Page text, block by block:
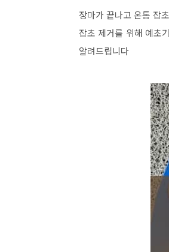
장마가 끝나고 온통 잡
잡초 제거를 위해 예초
알려드립니다